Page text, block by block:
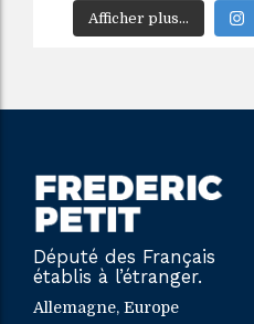
Afficher plus...
Député des Français
établis à l’étranger.
Allemagne, Europe